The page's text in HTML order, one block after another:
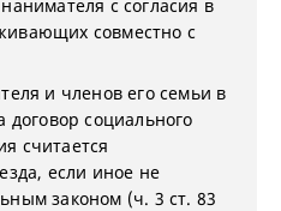
с согласия в
совместно с
и членов его семьи в
договор социального
считается
если иное не
законом (ч. 3 ст. 83